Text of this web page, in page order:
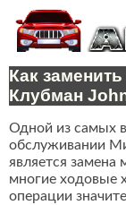
Как
Клубман
Одной из самых
обслуживании
является замена
многие ходовые
операции